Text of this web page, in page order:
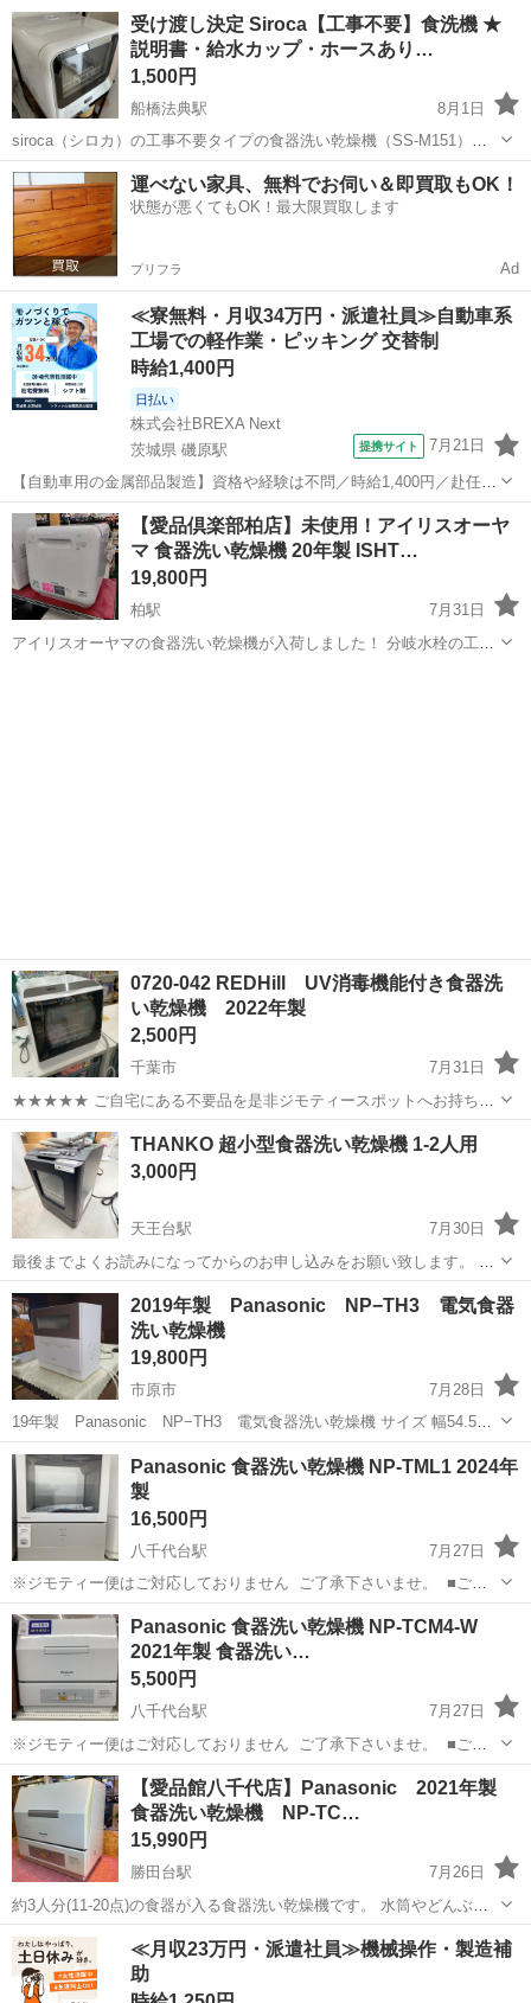
千葉 木更津市 木更津駅 キッチン家電
受け渡し決定 Siroca【工事不要】食洗機 ★
説明書・給水カップ・ホースあり…
1,500円
船橋法典駅
8月1日
siroca（シロカ）の工事不要タイプの食器洗い乾燥機（SS-M151）で
す。 ■ 商品詳細 ・メーカー：siroca（シロカ） ・型番：SS-M151 ・
容量：〜3人用 ・サイズ：幅42 × 奥行43.5 × 高さ43....
千葉 船橋市 船橋法典駅 キッチン家電
運べない家具、無料でお伺い＆即買取もOK！
状態が悪くてもOK！最大限買取します
プリフラ Ad
≪寮無料・月収34万円・派遣社員≫自動車系
工場での軽作業・ピッキング 交替制
時給1,400円
日払い
株式会社BREXA Next
茨城県 磯原駅
提携サイト 7月21日
【自動車用の金属部品製造】資格や経験は不問／時給1,400円／赴任旅
費会社負担／正社員登用のチャンスあり／食堂利用可能／マイカー通
勤OK《茨城県茨城市》 人気の工場のお仕事 ◇トラックの金属部品の
製造◇ ★トラックの金属...
茨城 北茨城市 磯原駅 その他
【愛品倶楽部柏店】未使用！アイリスオーヤ
マ 食器洗い乾燥機 20年製 ISHT…
19,800円
柏駅
7月31日
アイリスオーヤマの食器洗い乾燥機が入荷しました！ 分岐水栓の工事
0720-042 REDHill UV消毒機能付き食器洗
い乾燥機 2022年製
2,500円
千葉市
7月31日
★★★★★ ご自宅にある不要品を是非ジモティースポットへお持ち込
みしませんか？ 家電、趣味・スポーツ・レジャー用品、こども用品、
衣料服飾品、生活雑貨、家具、本、CD・DVDなどが無料でまとめて持
ち込めます！ ※詳細はこ...
千葉 千葉市 キッチン家電 現地
THANKO 超小型食器洗い乾燥機 1-2人用
3,000円
天王台駅
7月30日
最後までよくお読みになってからのお申し込みをお願い致します。 ★
店頭販売のみです。郵送はできません。 ★多数お問い合わせの商品に
関しては引き渡し希望日時が一番早い方を優先とさせていただきま
す。 お問い合わせの際にご希...
千葉 我孫子市 天王台駅
2019年製 Panasonic NP−TH3 電気食器
洗い乾燥機
19,800円
市原市
7月28日
19年製 Panasonic NP−TH3 電気食器洗い乾燥機 サイズ 幅54.5㌢
×奥行き34.5㌢×高さ59.5㌢ 通電確認🆗 お引き取りの場所は 千葉県市
原市牛久561-2 リメイク工房WATANABE になります。
千葉 市原市 キッチン家電
Panasonic 食器洗い乾燥機 NP-TML1 2024年
製
16,500円
八千代台駅
7月27日
※ジモティー便はご対応しておりません ご了承下さいませ。 ■ご来
店の前に在庫の確認をお願い致します。 【管理番号】
1111000691736 ■中古品になります。キズや汚れなどがございます。
展示...
千葉 千葉市 キッチン家電
Panasonic 食器洗い乾燥機 NP-TCM4-W
2021年製 食器洗い…
5,500円
八千代台駅
7月27日
※ジモティー便はご対応しておりません ご了承下さいませ。 ■ご来
店の前に在庫の確認をお願い致します。 【管理番号】
1111000791221 ■中古品になります。キズや汚れなどがございます。
展示...
千葉 千葉市 八千代台駅 キッチン家電
【愛品館八千代店】Panasonic 2021年製
食器洗い乾燥機 NP-TC…
15,990円
勝田台駅
7月26日
約3人分(11-20点)の食器が入る食器洗い乾燥機です。 水筒やどんぶり
鉢も入れやすく、熱に弱いプラスチック製食器も洗える「低温ソフト
コース」や、洗浄時間約29分のサラダやパンを食べた後などの軽い汚
れのつけ置き後にサッ...
千葉 八千代市 勝田台駅 キッチン家電 商品
≪月収23万円・派遣社員≫機械操作・製造補
助